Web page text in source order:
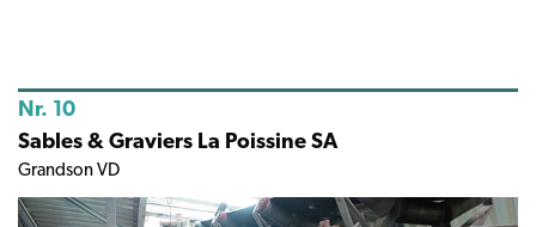
Nr. 10
Sables & Graviers La Poissine SA
Grandson VD